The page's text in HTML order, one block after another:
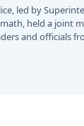
led by
held a joint
and officials